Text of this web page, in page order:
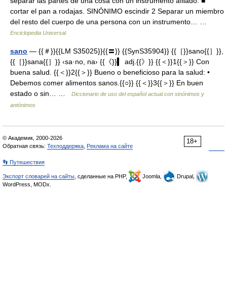
cortar el pan a rodajas. SINÓNIMO escindir 2 Separar un miembro
del resto del cuerpo de una persona con un instrumento… …
Enciclopedia Universal
sano — {{＃}}{{LM S35025}}{{〓}} {{SynS35904}} {{［}}sano{{］}},
{{［}}sana{{］}} ‹sa·no, na› {{《}}▍ adj.{{》}} {{＜}}1{{＞}} Con
buena salud. {{＜}}2{{＞}} Bueno o beneficioso para la salud: •
Debemos comer alimentos sanos.{{○}} {{＜}}3{{＞}} En buen
estado o sin… …
Diccionario de uso del español actual con sinónimos y
antónimos
18+
© Академик, 2000-2026
Обратная связь: Техподдержка Реклама на сайте
👣 Путешествия
Экспорт словарей на сайты , сделанные на PHP, Joomla,
Drupal,
WordPress, MODx.